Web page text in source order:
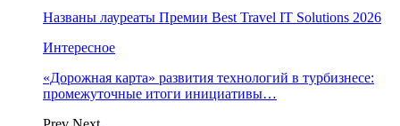
Названы лауреаты Премии Best Travel IT Solutions 2026
Интересное
«Дорожная карта» развития технологий в турбизнесе:
промежуточные итоги инициативы…